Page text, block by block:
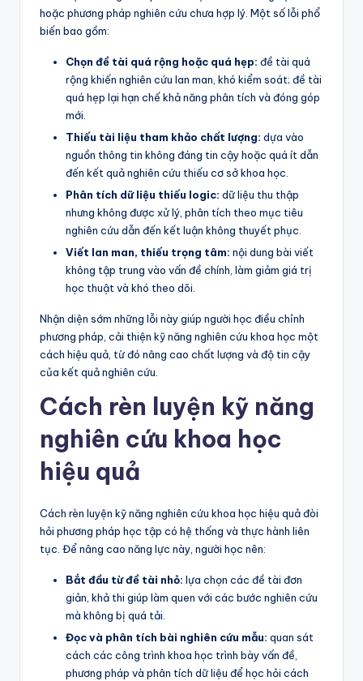
hoặc phương pháp nghiên cứu chưa hợp lý. Một số lỗi phổ
biến bao gồm:
Chọn đề tài quá rộng hoặc quá hẹp: đề tài quá
rộng khiến nghiên cứu lan man, khó kiểm soát; đề tài
quá hẹp lại hạn chế khả năng phân tích và đóng góp
mới.
Thiếu tài liệu tham khảo chất lượng: dựa vào
nguồn thông tin không đáng tin cậy hoặc quá ít dẫn
đến kết quả nghiên cứu thiếu cơ sở khoa học.
Phân tích dữ liệu thiếu logic: dữ liệu thu thập
nhưng không được xử lý, phân tích theo mục tiêu
nghiên cứu dẫn đến kết luận không thuyết phục.
Viết lan man, thiếu trọng tâm: nội dung bài viết
không tập trung vào vấn đề chính, làm giảm giá trị
học thuật và khó theo dõi.
Nhận diện sớm những lỗi này giúp người học điều chỉnh
phương pháp, cải thiện kỹ năng nghiên cứu khoa học một
cách hiệu quả, từ đó nâng cao chất lượng và độ tin cậy
của kết quả nghiên cứu.
Cách rèn luyện kỹ năng
nghiên cứu khoa học
hiệu quả
Cách rèn luyện kỹ năng nghiên cứu khoa học hiệu quả đòi
hỏi phương pháp học tập có hệ thống và thực hành liên
tục. Để nâng cao năng lực này, người học nên:
Bắt đầu từ đề tài nhỏ: lựa chọn các đề tài đơn
giản, khả thi giúp làm quen với các bước nghiên cứu
mà không bị quá tải.
Đọc và phân tích bài nghiên cứu mẫu: quan sát
cách các công trình khoa học trình bày vấn đề,
phương pháp và phân tích dữ liệu để học hỏi cách